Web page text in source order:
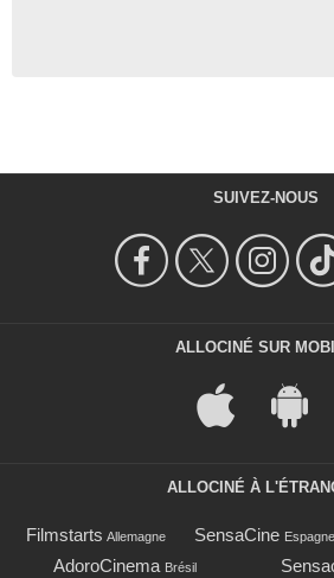
SUIVEZ-NOUS
ALLOCINÉ SUR
ALLOCINÉ À
Filmstarts Allemagne SensaCine Espagne
AdoroCinema Brésil